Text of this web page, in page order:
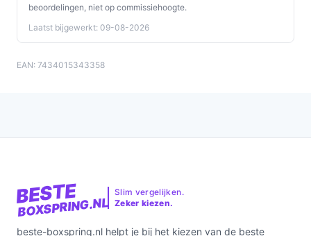
beoordelingen, niet op commissiehoogte.
Laatst bijgewerkt: 09-08-2026
EAN: 7434015343358
BESTE
BOXSPRING.NL
Slim vergelijken.
Zeker kiezen.
beste-boxspring.nl helpt je bij het kiezen van de beste